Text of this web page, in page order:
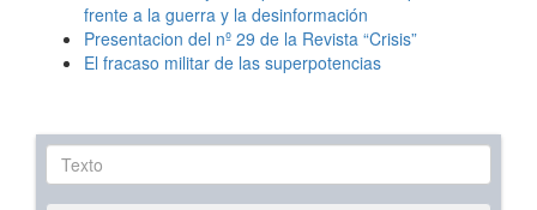
frente a la guerra y la desinformación
Presentacion del nº 29 de la Revista “Crisis”
El fracaso militar de las superpotencias
Texto